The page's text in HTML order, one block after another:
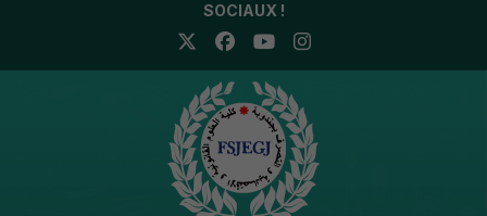
SOCIAUX !